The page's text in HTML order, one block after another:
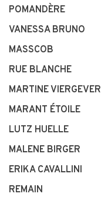
POMANDÈRE
VANESSA BRUNO
MASSCOB
RUE BLANCHE
MARTINE VIERGEVER
MARANT ÉTOILE
LUTZ HUELLE
MALENE BIRGER
ERIKA CAVALLINI
REMAIN